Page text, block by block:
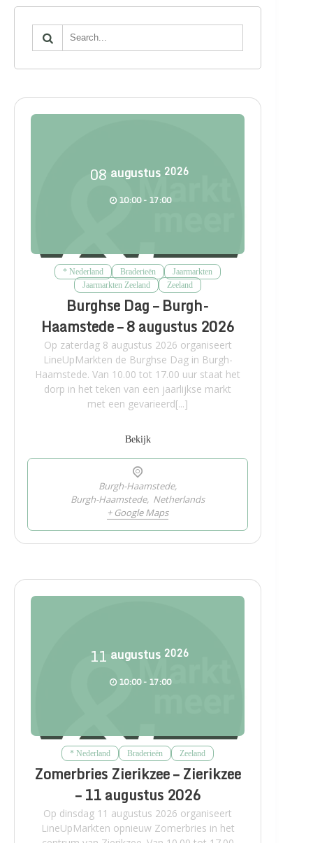
08 augustus 2026
10:00 - 17:00
* Nederland Braderieën
Jaarmarkten
Jaarmarkten Zeeland
Zeeland
Burghse Dag – Burgh-
Haamstede – 8 augustus 2026
Op zaterdag 8 augustus 2026 organiseert
LineUpMarkten de Burghse Dag in Burgh-
Haamstede. Van 10.00 tot 17.00 uur staat het
dorp in het teken van een jaarlijkse markt
met een gevarieerd[...]
Bekijk
Burgh-Haamstede,
Burgh-Haamstede, Netherlands
+ Google Maps
11 augustus 2026
10:00 - 17:00
* Nederland Braderieën Zeeland
Zomerbries Zierikzee – Zierikzee
– 11 augustus 2026
Op dinsdag 11 augustus 2026 organiseert
LineUpMarkten opnieuw Zomerbries in het